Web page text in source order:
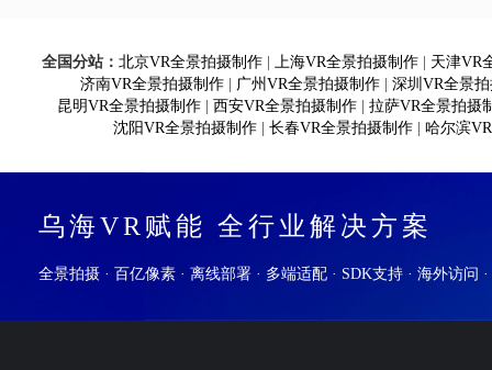
全国分站： 北京VR全景拍摄制作| 上海VR全景拍摄制作| 天津VR
济南VR全景拍摄制作| 广州VR全景拍摄制作| 深圳VR全景
昆明VR全景拍摄制作| 西安VR全景拍摄制作| 拉萨VR全景拍摄
沈阳VR全景拍摄制作
长春VR全景拍摄制作 哈尔滨
乌海VR赋能 全行业解决方案
全景拍摄 · 百亿像素 · 离线部署 · 多端适配 · SDK支持 · 海外访问